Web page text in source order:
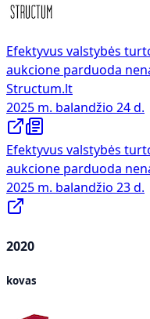
Efektyvus valstybės
aukcione parduoda
Structum.lt
2025 m. balandžio 24 d.
Efektyvus valstybės
aukcione parduoda
2025 m. balandžio 23 d.
2020
kovas